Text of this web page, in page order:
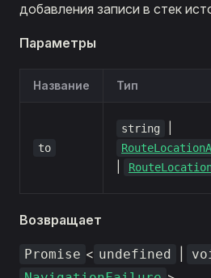
добавления записи в стек
Параметры
Название Тип
to
string
Возвращает
Promise < undefined